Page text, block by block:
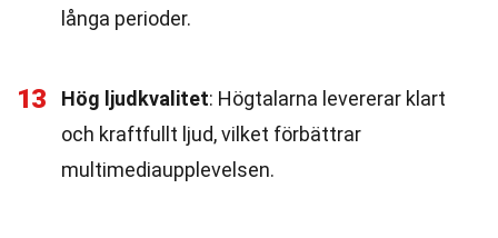
långa perioder.
13 Hög ljudkvalitet: Högtalarna levererar klart
och kraftfullt ljud, vilket förbättrar
multimediaupplevelsen.